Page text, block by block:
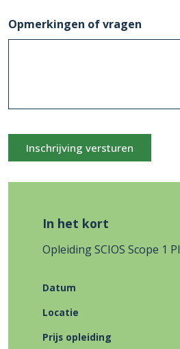
Opmerkingen of vragen
Inschrijving versturen
In het kort
Opleiding SCIOS Scope 1 PI
Datum
Locatie
Prijs opleiding